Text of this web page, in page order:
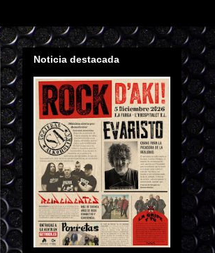
Noticia destacada